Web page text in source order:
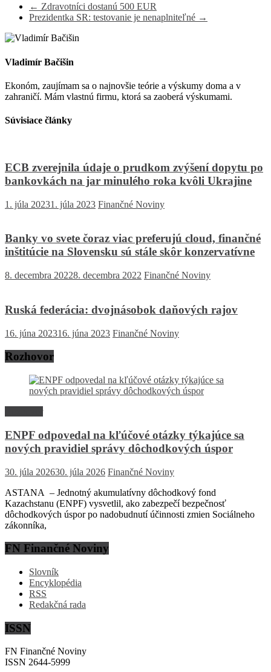
← Zdravotníci dostanú 500 EUR
Prezidentka SR: testovanie je nenaplniteľné →
Vladimír Bačišin
Ekonóm, zaujímam sa o najnovšie teórie a výskumy doma a v
zahraničí. Mám vlastnú firmu, ktorá sa zaoberá výskumami.
Súvisiace články
ECB zverejnila údaje o prudkom zvýšení dopytu po
bankovkách na jar minulého roka kvôli Ukrajine
1. júla 20231. júla 2023 Finančné Noviny
Banky vo svete čoraz viac preferujú cloud, finančné
inštitúcie na Slovensku sú stále skôr konzervatívne
8. decembra 20228. decembra 2022 Finančné Noviny
Ruská federácia: dvojnásobok daňových rajov
16. júna 202316. júna 2023 Finančné Noviny
Rozhovor
ENPF odpovedal na kľúčové otázky týkajúce sa
nových pravidiel správy dôchodkových úspor
30. júla 202630. júla 2026 Finančné Noviny
ASTANA – Jednotný akumulatívny dôchodkový fond
Kazachstanu (ENPF) vysvetlil, ako zabezpečí bezpečnosť
dôchodkových úspor po nadobudnutí účinnosti zmien Sociálneho
zákonníka,
FN Finančné Noviny
Slovník
Encyklopédia
RSS
Redakčná rada
ISSN
FN Finančné Noviny
ISSN 2644-5999